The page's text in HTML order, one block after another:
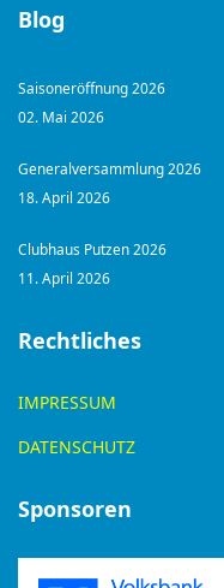
Blog
Saisoneröffnung 2026
02. Mai 2026
Generalversammlung 2026
18. April 2026
Clubhaus Putzen 2026
11. April 2026
Rechtliches
IMPRESSUM
DATENSCHUTZ
Sponsoren